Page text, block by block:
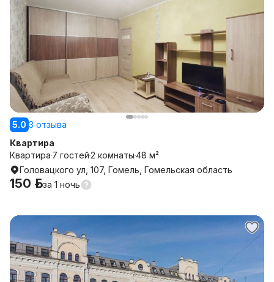
5.0 3 отзыва
Квартира
Квартира 7 гостей2 комнаты48 м²
Головацкого ул, 107, Гомель, Гомельская область
150 р.за 1 ночь